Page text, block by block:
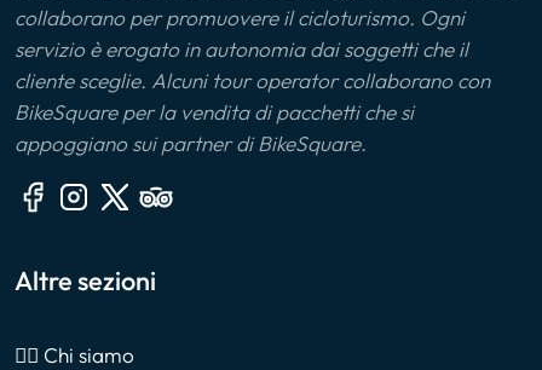
collaborano per promuovere il cicloturismo. Ogni
servizio è erogato in autonomia dai soggetti che il
cliente sceglie. Alcuni tour operator collaborano con
BikeSquare per la vendita di pacchetti che si
appoggiano sui partner di BikeSquare.
Altre sezioni
🙎‍♂️ Chi siamo